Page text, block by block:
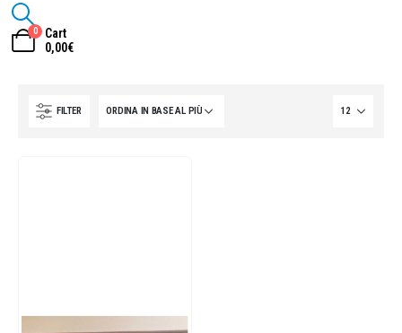
0
Cart
0,00€
FILTER